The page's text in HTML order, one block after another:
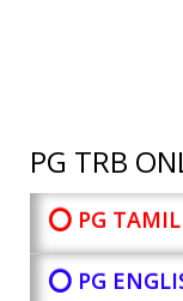
PG TRB
⭕ PG
⭕ PG